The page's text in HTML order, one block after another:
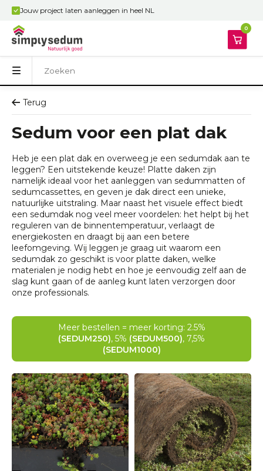
Jouw project laten aanleggen in heel NL
0
Terug
Sedum voor een plat dak
Heb je een plat dak en overweeg je een sedumdak aan te
leggen? Een uitstekende keuze! Platte daken zijn
namelijk ideaal voor het aanleggen van sedummatten of
sedumcassettes, en geven je dak direct een unieke,
natuurlijke uitstraling. Maar naast het visuele effect biedt
een sedumdak nog veel meer voordelen: het helpt bij het
reguleren van de binnentemperatuur, verlaagt de
energiekosten en draagt bij aan een betere
leefomgeving. Wij leggen je graag uit waarom een
sedumdak zo geschikt is voor platte daken, welke
materialen je nodig hebt en hoe je eenvoudig zelf aan de
slag kunt gaan of de aanleg kunt laten verzorgen door
onze professionals.
Meer bestellen = meer korting: 2.5%
(SEDUM250), 5% (SEDUM500), 7,5%
(SEDUM1000)